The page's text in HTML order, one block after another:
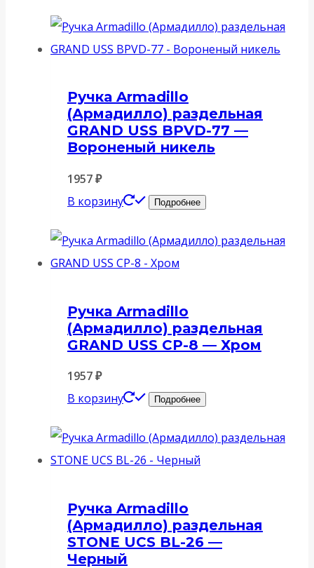
Ручка Armadillo
(Армадилло) раздельная
GRAND USS BPVD-77 —
Вороненый никель
1957₽
В корзину
Подробнее
Ручка Armadillo
(Армадилло) раздельная
GRAND USS CP-8 — Хром
1957₽
В корзину
Подробнее
Ручка Armadillo
(Армадилло) раздельная
STONE UCS BL-26 —
Черный